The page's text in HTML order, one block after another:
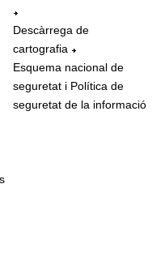
Descàrrega de
cartografia
Esquema nacional de
seguretat i Política de
seguretat de la informació